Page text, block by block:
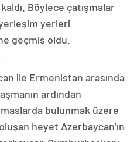
Böylece çatışmalar
yerleri
geçmiş oldu.
ile Ermenistan arasında
ardından
bulunmak üzere
heyet Azerbaycan’ın